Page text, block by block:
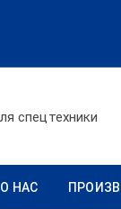
О НАС